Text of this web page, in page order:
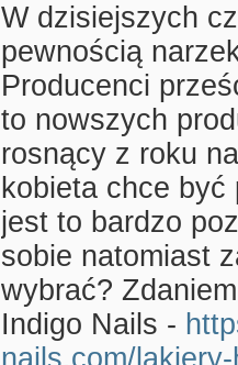
W dzisiejszych
pewnością
Producenci
to nowszych
rosnący z roku
kobieta chce
jest to bardzo
sobie natomiast
wybrać?
Indigo Nails -